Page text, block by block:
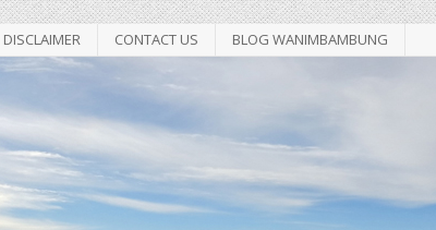
DISCLAIMER CONTACT US BLOG WANIMBAMBUNG